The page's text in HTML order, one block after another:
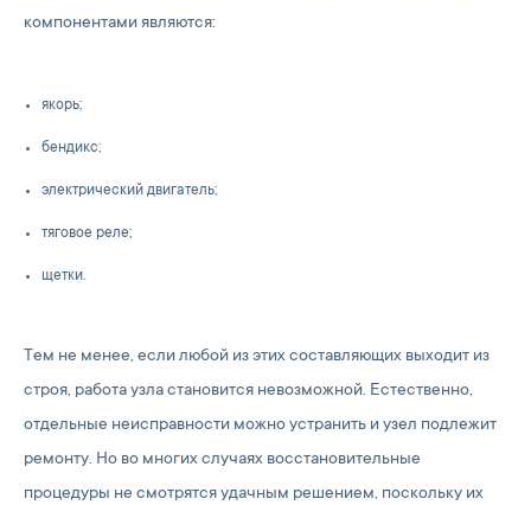
компонентами являются:
якорь;
бендикс;
электрический двигатель;
тяговое реле;
щетки.
Тем не менее, если любой из этих составляющих выходит из
строя, работа узла становится невозможной. Естественно,
отдельные неисправности можно устранить и узел подлежит
ремонту. Но во многих случаях восстановительные
процедуры не смотрятся удачным решением, поскольку их